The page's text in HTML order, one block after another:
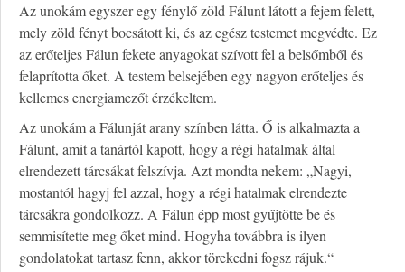
Az unokám egyszer egy fénylő zöld Fálunt látott a fejem felett,
mely zöld fényt bocsátott ki, és az egész testemet megvédte. Ez
az erőteljes Fálun fekete anyagokat szívott fel a belsőmből és
felaprította őket. A testem belsejében egy nagyon erőteljes és
kellemes energiamezőt érzékeltem.
Az unokám a Fálunját arany színben látta. Ő is alkalmazta a
Fálunt, amit a tanártól kapott, hogy a régi hatalmak által
elrendezett tárcsákat felszívja. Azt mondta nekem: „Nagyi,
mostantól hagyj fel azzal, hogy a régi hatalmak elrendezte
tárcsákra gondolkozz. A Fálun épp most gyűjtötte be és
semmisítette meg őket mind. Hogyha továbbra is ilyen
gondolatokat tartasz fenn, akkor törekedni fogsz rájuk.“